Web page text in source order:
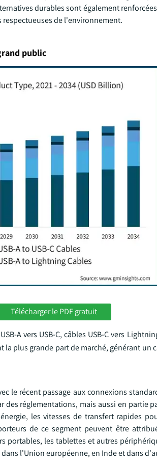
durables sont également
de l'environnement.
public
Télécharger le PDF gratuit
A vers USB-C, câbles USB-C vers
la plus grande part de marché, générant un
le récent passage aux connexions
réglementations, mais aussi en partie
les vitesses de transfert rapides
de ce segment peuvent être
portables, les tablettes et autres
l'Union européenne, en Inde et dans